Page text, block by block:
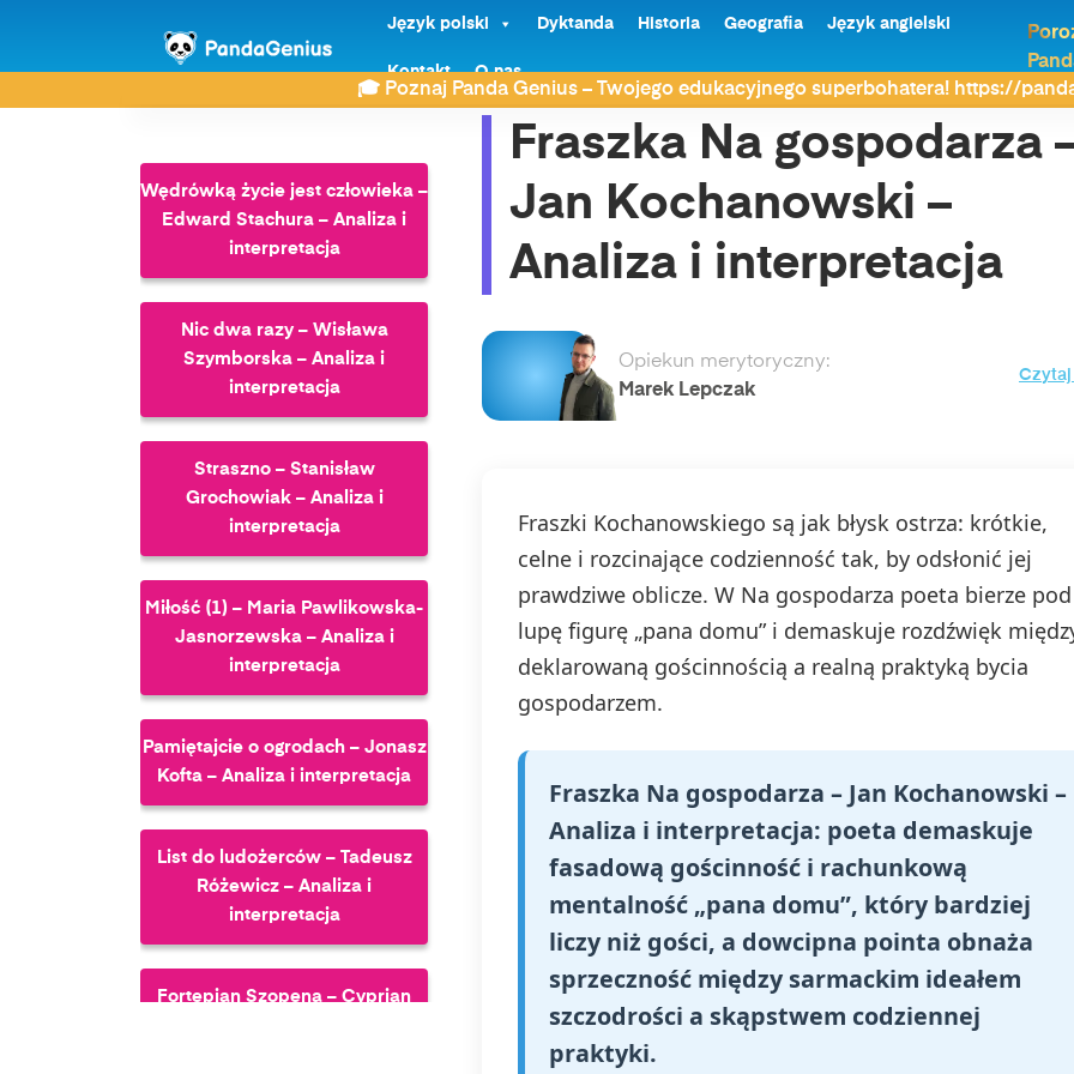
Język polski Dyktanda Historia Geografia Język angielski
Kontakt O nas
🎓 Poznaj Panda Genius – Twojego edukacyjnego superbohatera! https://
ZDAY Wiersze Fraszka Na gospodarza – Jan Kochanowski – Analiza i interpretacja
Wędrówką życie jest człowieka –
Edward Stachura – Analiza i
interpretacja
Nic dwa razy – Wisława
Szymborska – Analiza i
interpretacja
Straszno – Stanisław
Grochowiak – Analiza i
interpretacja
Miłość (1) – Maria Pawlikowska-
Jasnorzewska – Analiza i
interpretacja
Pamiętajcie o ogrodach – Jonasz
Kofta – Analiza i interpretacja
List do ludożerców – Tadeusz
Różewicz – Analiza i
interpretacja
Fortepian Szopena – Cyprian
Fraszka Na gospodarza
Jan Kochanowski –
Analiza i interpretacja
Opiekun merytoryczny:
Marek Lepczak
Fraszki Kochanowskiego są jak błysk ostrza: krótkie,
celne i rozcinające codzienność tak, by odsłonić jej
prawdziwe oblicze. W Na gospodarza poeta bierze pod
lupę figurę „pana domu” i demaskuje rozdźwięk
deklarowaną gościnnością a realną praktyką bycia
gospodarzem.
Fraszka Na gospodarza – Jan Kochanowski –
Analiza i interpretacja: poeta demaskuje
fasadową gościnność i rachunkową
mentalność „pana domu”, który bardziej
liczy niż gości, a dowcipna pointa obnaża
sprzeczność między sarmackim ideałem
szczodrości a skąpstwem codziennej
praktyki.